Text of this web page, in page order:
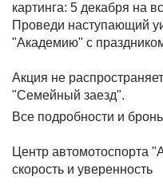
картинга: 5 декабря на
Проведи наступающий
"Академию" с
Акция не
"Семейный заезд".
Все подробности и
Центр автомотоспорта
скорость и уверенность